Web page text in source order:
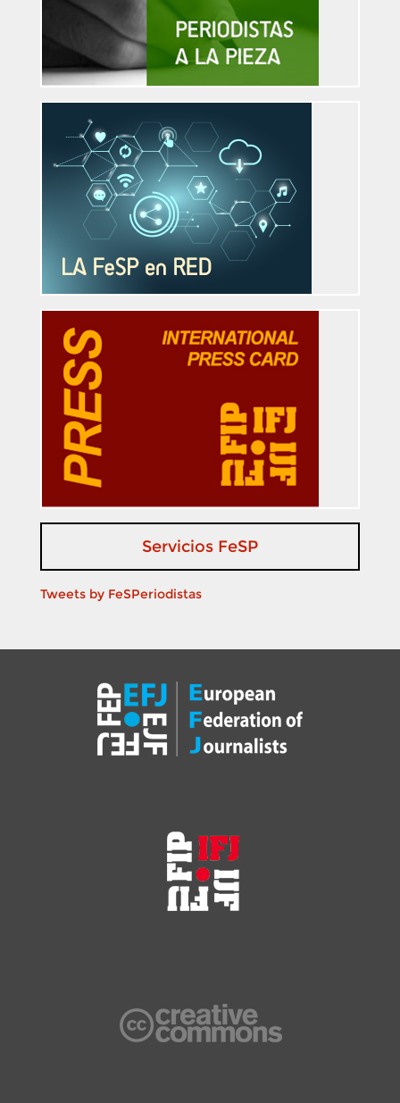
Servicios FeSP
Tweets by FeSPeriodistas